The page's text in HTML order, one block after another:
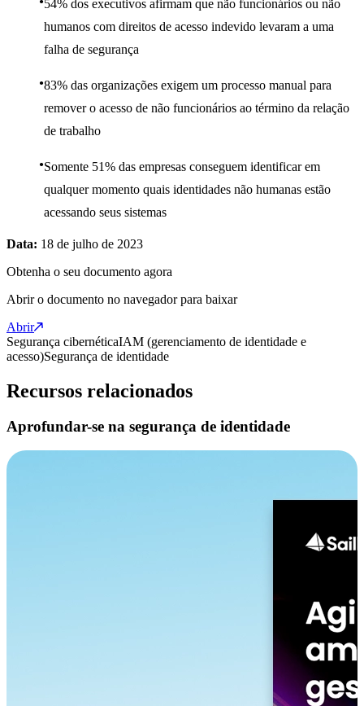
54% dos executivos afirmam que não funcionários ou não
humanos com direitos de acesso indevido levaram a uma
falha de segurança
83% das organizações exigem um processo manual para
remover o acesso de não funcionários ao término da relação
de trabalho
Somente 51% das empresas conseguem identificar em
qualquer momento quais identidades não humanas estão
acessando seus sistemas
Data: 18 de julho de 2023
Obtenha o seu documento agora
Abrir o documento no navegador para baixar
Abrir
Segurança cibernéticaIAM (gerenciamento de identidade e
acesso)Segurança de identidade
Recursos relacionados
Aprofundar-se na segurança de identidade